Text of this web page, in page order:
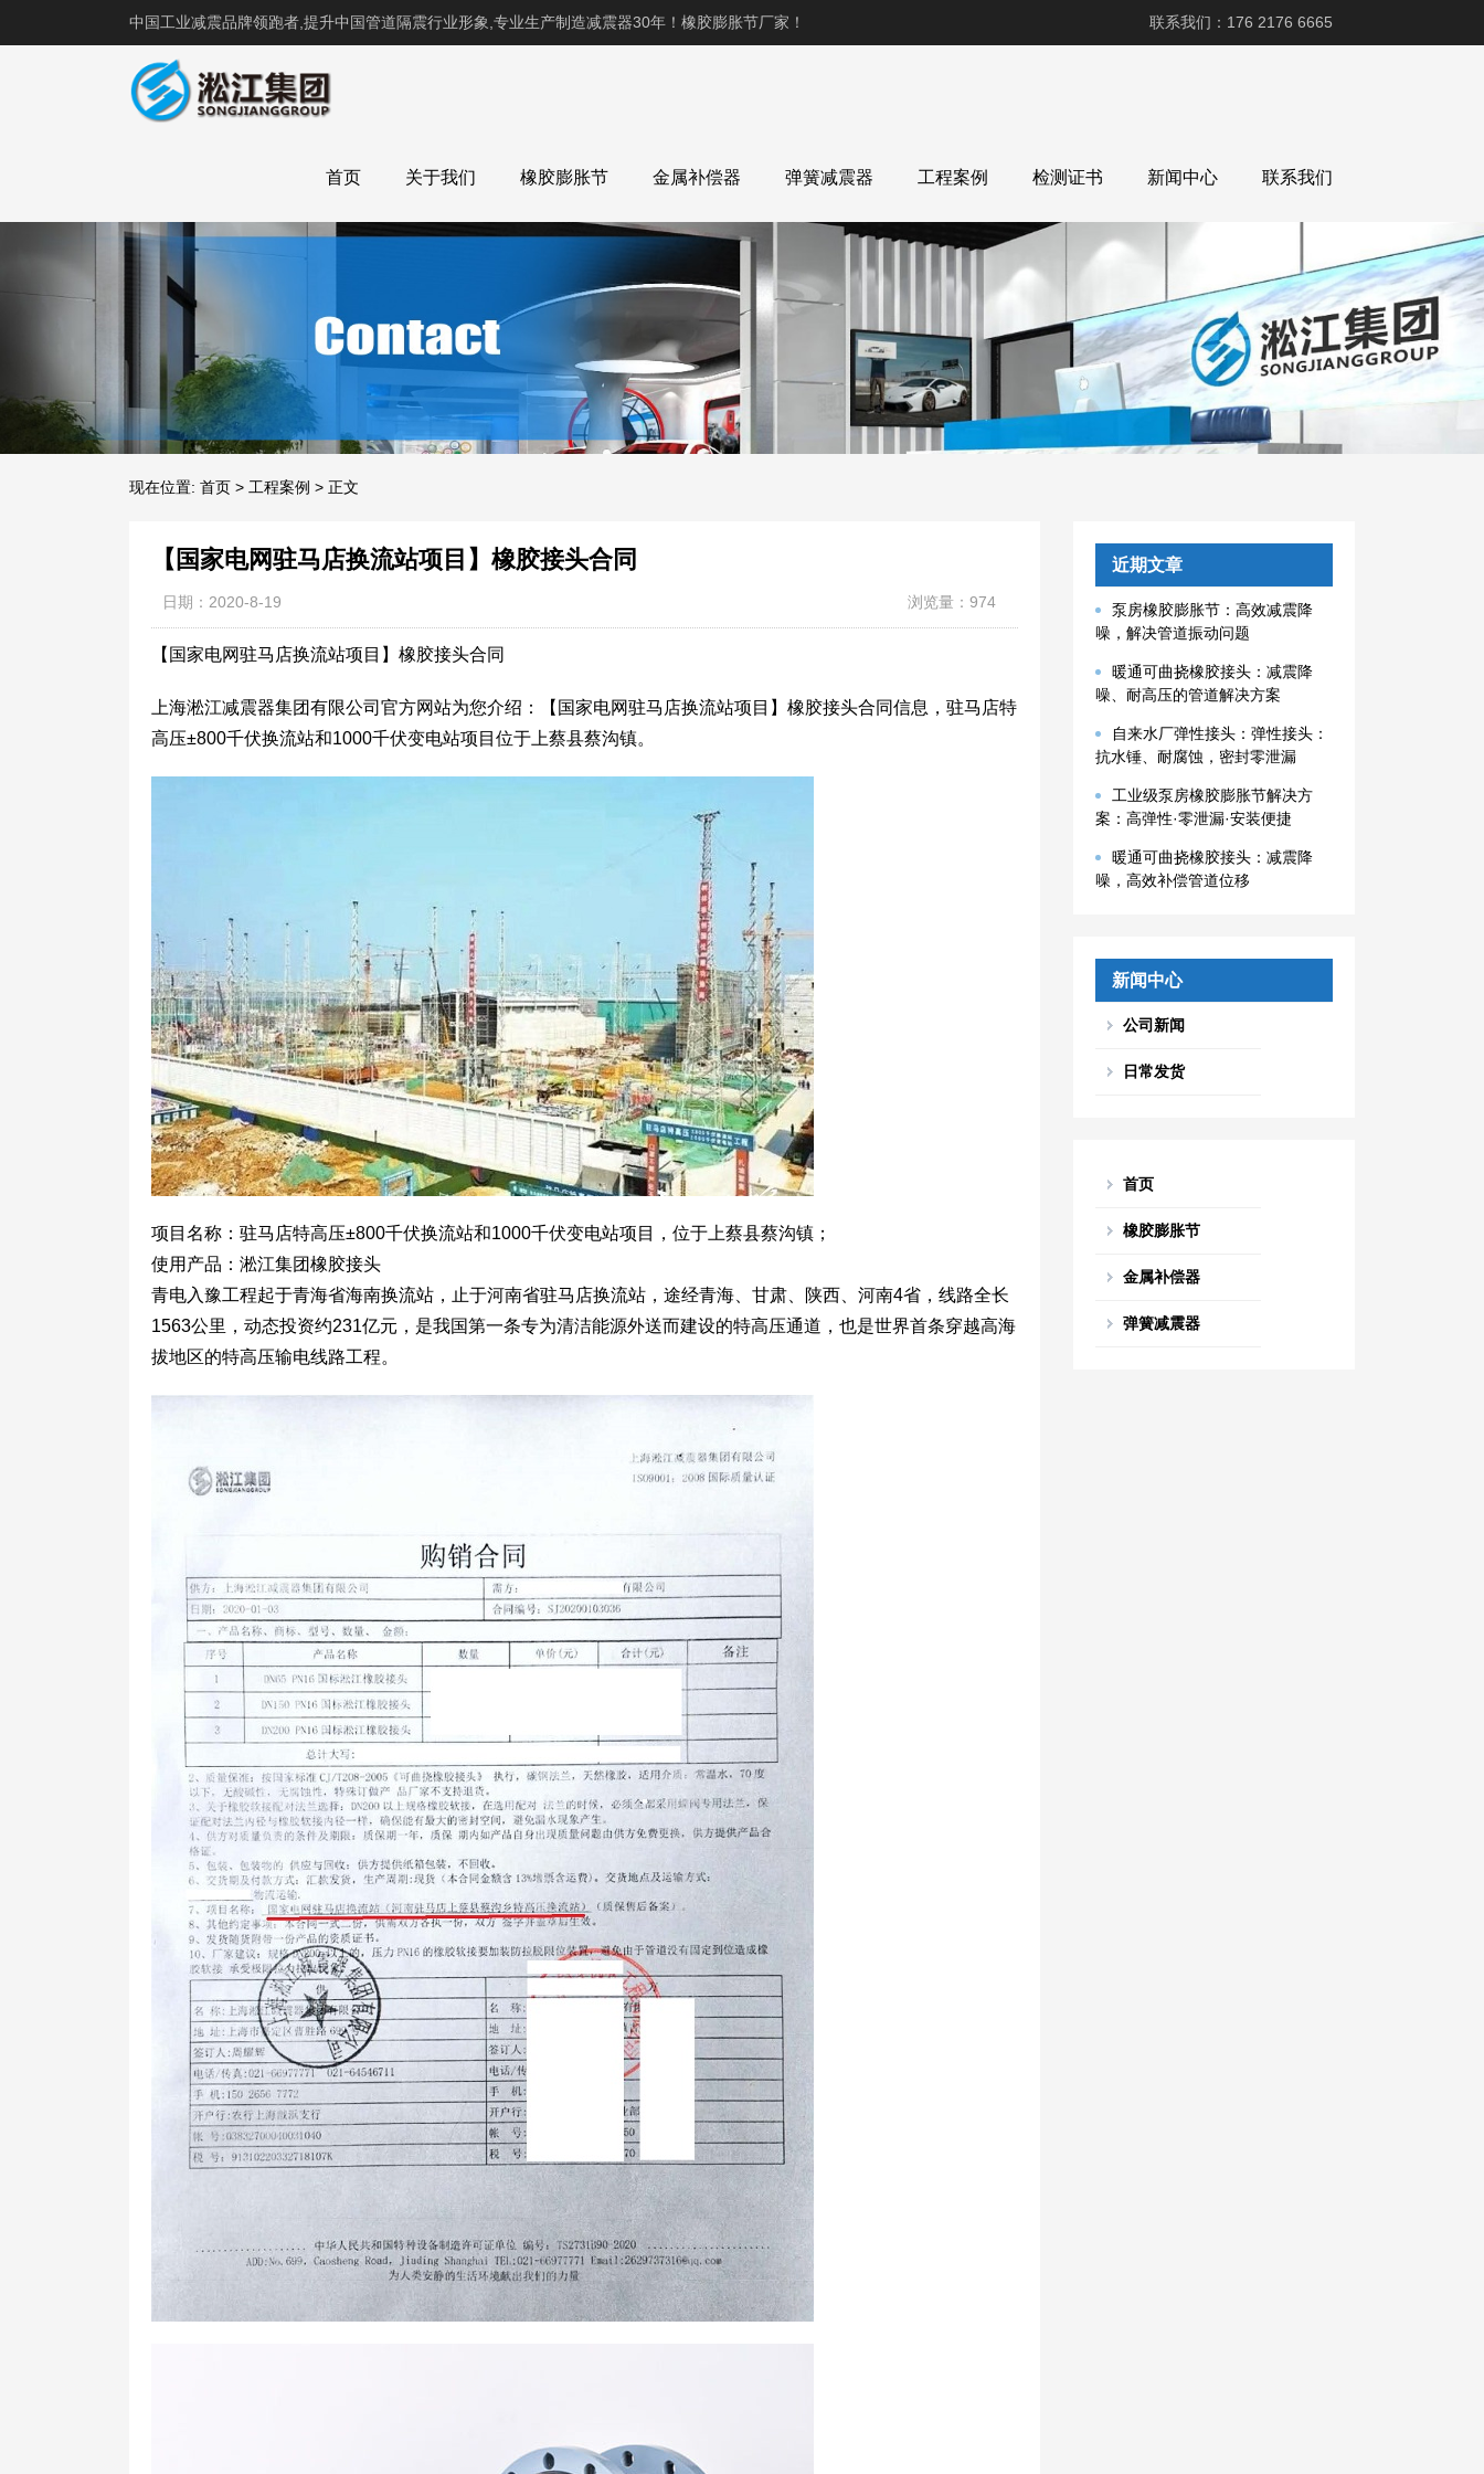
中国工业减震品牌领跑者,提升中国管道隔震行业形象,专业生产制造减震器30年！橡胶膨胀节厂家！ 联系我们：176 2176 6665
首页 关于我们 橡胶膨胀节 金属补偿器 弹簧减震器 工程案例 检测证书 新闻中心 联系我们
现在位置: 首页 > 工程案例 > 正文
【国家电网驻马店换流站项目】橡胶接头合同
日期：2020-8-19 浏览量：974
【国家电网驻马店换流站项目】橡胶接头合同
上海淞江减震器集团有限公司官方网站为您介绍：【国家电网驻马店换流站项目】橡胶接头合同信息，驻马店特
高压±800千伏换流站和1000千伏变电站项目位于上蔡县蔡沟镇。
项目名称：驻马店特高压±800千伏换流站和1000千伏变电站项目，位于上蔡县蔡沟镇；
使用产品：淞江集团橡胶接头
青电入豫工程起于青海省海南换流站，止于河南省驻马店换流站，途经青海、甘肃、陕西、河南4省，线路全长
1563公里，动态投资约231亿元，是我国第一条专为清洁能源外送而建设的特高压通道，也是世界首条穿越高海
拔地区的特高压输电线路工程。
近期文章
泵房橡胶膨胀节：高效减震降
噪，解决管道振动问题
暖通可曲挠橡胶接头：减震降
噪、耐高压的管道解决方案
自来水厂弹性接头：弹性接头：
抗水锤、耐腐蚀，密封零泄漏
工业级泵房橡胶膨胀节解决方
案：高弹性·零泄漏·安装便捷
暖通可曲挠橡胶接头：减震降
噪，高效补偿管道位移
新闻中心
公司新闻
日常发货
首页
橡胶膨胀节
金属补偿器
弹簧减震器